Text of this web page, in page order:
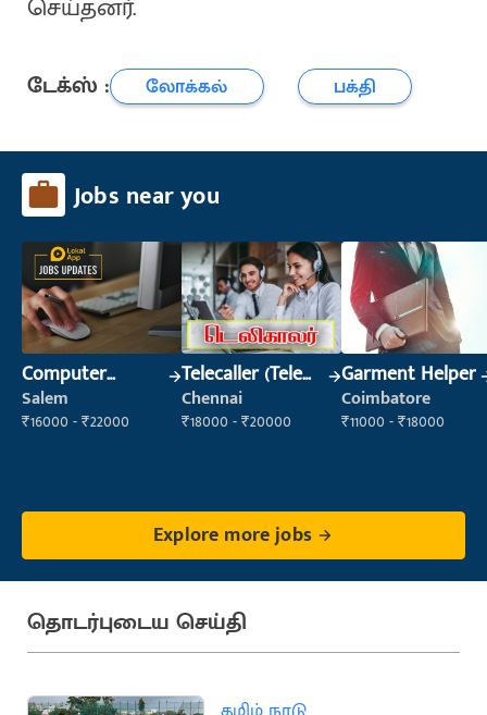
செய்தனர்.
டேக்ஸ் : லோக்கல் பக்தி
Jobs near you
Computer
Operator
Salem
₹16000 - ₹22000
Telecaller (Tele
Sales)
Chennai
₹18000 - ₹20000
Garment Helper
Coimbatore
₹11000 - ₹18000
Explore more jobs
தொடர்புடைய செய்தி